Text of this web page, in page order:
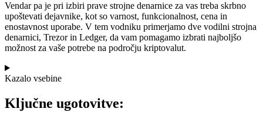
Vendar pa je pri izbiri prave strojne denarnice za vas treba skrbno
upoštevati dejavnike, kot so varnost, funkcionalnost, cena in
enostavnost uporabe. V tem vodniku primerjamo dve vodilni strojna
denarnici, Trezor in Ledger, da vam pomagamo izbrati najboljšo
možnost za vaše potrebe na področju kriptovalut.
Kazalo vsebine
Ključne ugotovitve: